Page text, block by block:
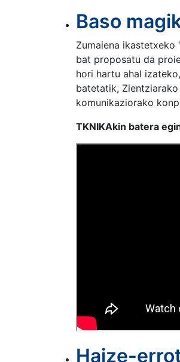
Baso
Zumaiena ikastetxeko
bat proposatu da
hori hartu ahal
batetatik,
komunikaziorako
TKNIKAkin batera
Haize-